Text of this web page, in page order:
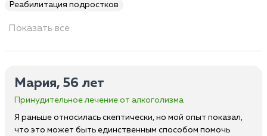
Реабилитация подростков
Показать все
Мария, 56 лет
Принудительное лечение от алкоголизма
Я раньше относилась скептически, но мой опыт показал,
что это может быть единственным способом помочь